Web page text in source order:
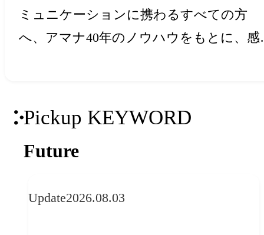
ミュニケーションに携わるすべての方
へ、アマナ40年のノウハウをもとに、感
Pickup KEYWORD
Future
Update2026.08.03